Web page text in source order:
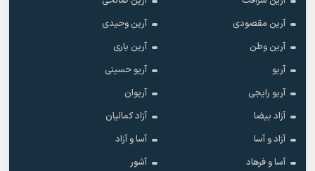
آرین مقصودی
آرین وحیدی
آرین وطن
آرین یاری
آریو
آریو حسینی
آریو رایجی
آریوان
آزاد بیضا
آزاد کمالیان
آزاد و آسا
آسا و آزاد
آسا و فرهاد
آشور